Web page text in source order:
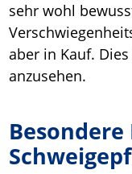
sehr wohl
aber in Kauf.
anzusehen.
Besondere